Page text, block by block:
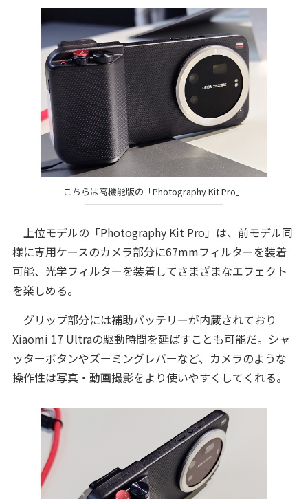
こちらは高機能版の「Photography Kit Pro」
上位モデルの「Photography Kit Pro」は、前モデル同
様に専用ケースのカメラ部分に67mmフィルターを装着
可能、光学フィルターを装着してさまざまなエフェクト
を楽しめる。
グリップ部分には補助バッテリーが内蔵されており
Xiaomi 17 Ultraの駆動時間を延ばすことも可能だ。シャ
ッターボタンやズーミングレバーなど、カメラのような
操作性は写真・動画撮影をより使いやすくしてくれる。